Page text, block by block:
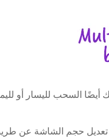
السحب لليسار أو
تعديل حجم الشاشة عن